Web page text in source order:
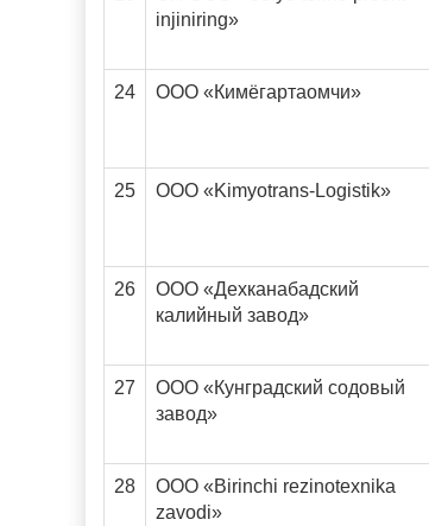
injiniring»
24 ООО «Кимёгартаомчи»
25 ООО «Kimyotrans-Logistik»
26
ООО «Дехканабадский
калийный завод»
27
ООО «Кунградский содовый
завод»
28
ООО «Birinchi rezinotexnika
zavodi»